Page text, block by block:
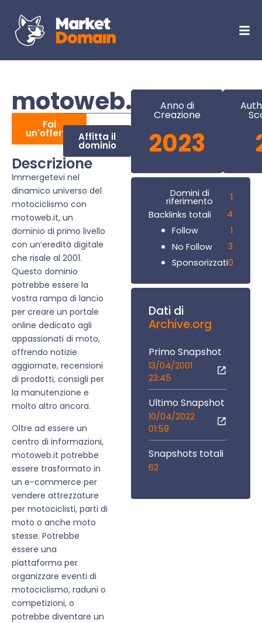
motoweb.it
Fai
un'offerta Affitta il
dominio
Descrizione
Immergetevi nel
dinamico universo del
motociclismo con
motoweb.it, un
dominio di primo livello
con un’eredità digitale
che risale al 2001.
Questo dominio
potrebbe essere la
vostra rampa di lancio
per creare un portale
online dedicato agli
appassionati di moto,
offrendo notizie
aggiornate, recensioni
di prodotti, consigli per
la manutenzione e
molto altro ancora.
Oltre ad essere un
centro di informazioni,
motoweb.it potrebbe
essere trasformato in
un e-commerce per
vendere attrezzature
per motociclisti, parti di
moto o anche moto
stesse. Potrebbe
essere una
piattaforma per
organizzare eventi di
motociclismo, raduni o
competizioni, o
potrebbe diventare un
Anno di
Creazione
2023
Domini di
riferimento
1
Backlinks totali
4
Follow
1
No Follow
3
Sponsorizzati0
Dati di
Archive.org
Primo Snapshot
13/04/2001
23:45
Ultimo Snapshot
10/04/2022
01:59
Snapshots totali
62